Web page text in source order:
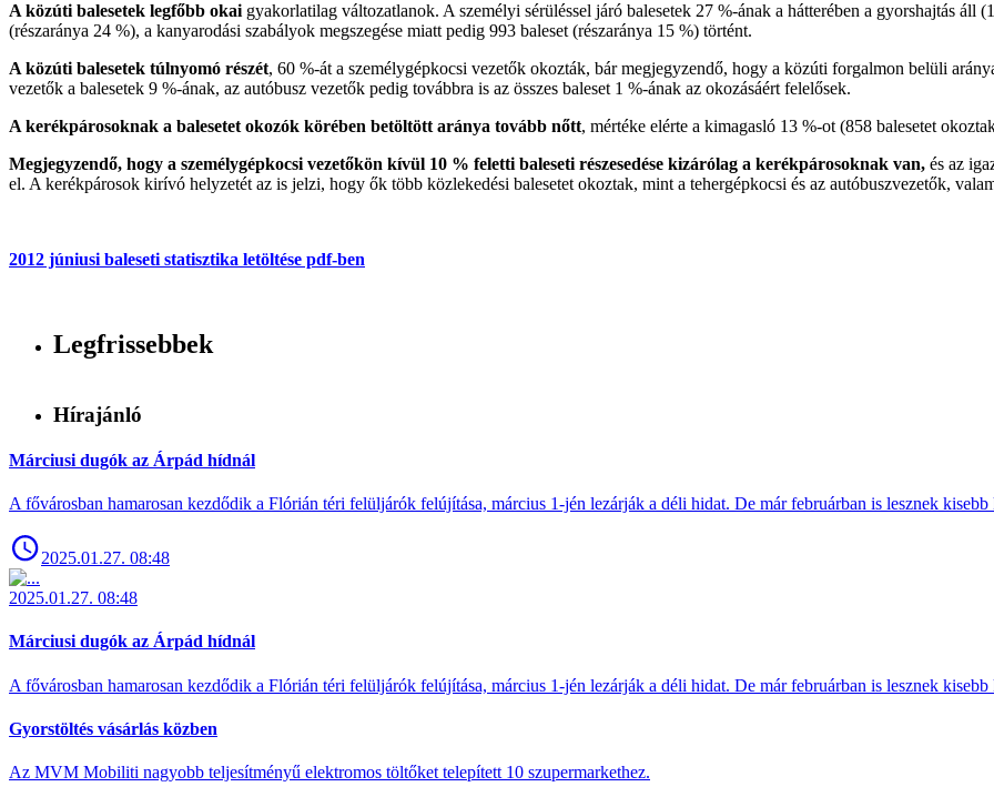
A közúti balesetek legfőbb okai gyakorlatilag változatlanok. A személyi sérüléssel járó balesetek 27 %-ának a hátterében a gyorshajtás áll
(részaránya 24 %), a kanyarodási szabályok megszegése miatt pedig 993 baleset (részaránya 15 %) történt.
A közúti balesetek túlnyomó részét, 60 %-át a személygépkocsi vezetők okozták, bár megjegyzendő, hogy a közúti forgalmon belüli
vezetők a balesetek 9 %-ának, az autóbusz vezetők pedig továbbra is az összes baleset 1 %-ának az okozásáért felelősek.
A kerékpárosoknak a balesetet okozók körében betöltött aránya tovább nőtt, mértéke elérte a kimagasló 13 %-ot (858 balesetet
Megjegyzendő, hogy a személygépkocsi vezetőkön kívül 10 % feletti baleseti részesedése kizárólag a kerékpárosoknak van, és az
el. A kerékpárosok kirívó helyzetét az is jelzi, hogy ők több közlekedési balesetet okoztak, mint a tehergépkocsi és az autóbuszvezetők,
2012 júniusi baleseti statisztika letöltése pdf-ben
Legfrissebbek
Hírajánló
Márciusi dugók az Árpád hídnál
A fővárosban hamarosan kezdődik a Flórián téri felüljárók felújítása, március 1-jén lezárják a déli hidat. De már februárban is lesznek kisebb
2025.01.27. 08:48
2025.01.27. 08:48
Márciusi dugók az Árpád hídnál
A fővárosban hamarosan kezdődik a Flórián téri felüljárók felújítása, március 1-jén lezárják a déli hidat. De már februárban is lesznek kisebb
Gyorstöltés vásárlás közben
Az MVM Mobiliti nagyobb teljesítményű elektromos töltőket telepített 10 szupermarkethez.